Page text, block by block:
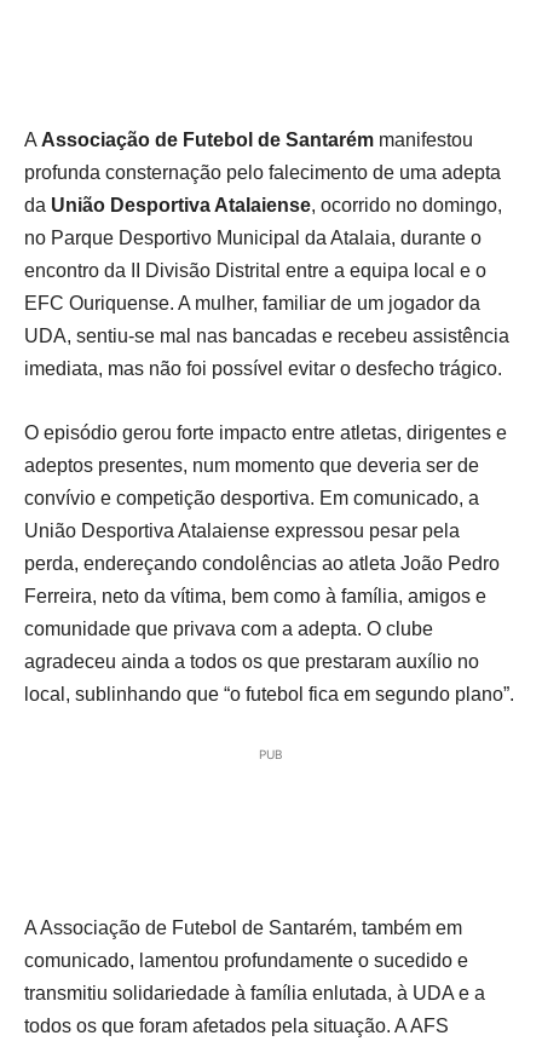
A Associação de Futebol de Santarém manifestou
profunda consternação pelo falecimento de uma adepta
da União Desportiva Atalaiense, ocorrido no domingo,
no Parque Desportivo Municipal da Atalaia, durante o
encontro da II Divisão Distrital entre a equipa local e o
EFC Ouriquense. A mulher, familiar de um jogador da
UDA, sentiu‑se mal nas bancadas e recebeu assistência
imediata, mas não foi possível evitar o desfecho trágico.
O episódio gerou forte impacto entre atletas, dirigentes e
adeptos presentes, num momento que deveria ser de
convívio e competição desportiva. Em comunicado, a
União Desportiva Atalaiense expressou pesar pela
perda, endereçando condolências ao atleta João Pedro
Ferreira, neto da vítima, bem como à família, amigos e
comunidade que privava com a adepta. O clube
agradeceu ainda a todos os que prestaram auxílio no
local, sublinhando que “o futebol fica em segundo plano”.
PUB
A Associação de Futebol de Santarém, também em
comunicado, lamentou profundamente o sucedido e
transmitiu solidariedade à família enlutada, à UDA e a
todos os que foram afetados pela situação. A AFS